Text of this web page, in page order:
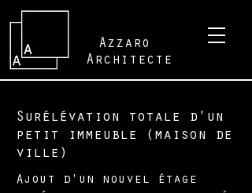
Architecte
Azzaro
Surélévation totale d'un
petit immeuble (maison de
ville)
Ajout d'un nouvel étage